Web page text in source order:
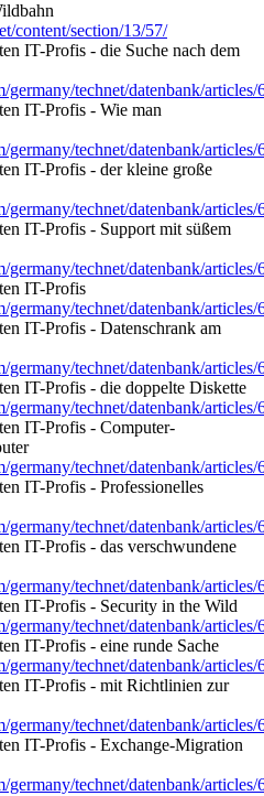
content/section/13/57/
IT-Profis - die Suche nach dem
technet/datenbank/articles/
IT-Profis - Wie man
technet/datenbank/articles/
IT-Profis - der kleine große
technet/datenbank/articles/
IT-Profis - Support mit süßem
technet/datenbank/articles/
IT-Profis
technet/datenbank/articles/
IT-Profis - Datenschrank am
technet/datenbank/articles/
IT-Profis - die doppelte Diskette
technet/datenbank/articles/
IT-Profis - Computer-
technet/datenbank/articles/
IT-Profis - Professionelles
technet/datenbank/articles/
IT-Profis - das verschwundene
technet/datenbank/articles/
IT-Profis - Security in the Wild
technet/datenbank/articles/
IT-Profis - eine runde Sache
technet/datenbank/articles/
IT-Profis - mit Richtlinien zur
technet/datenbank/articles/
IT-Profis - Exchange-Migration
technet/datenbank/articles/